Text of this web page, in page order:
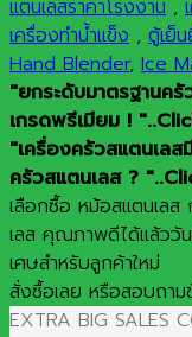
แตนเลสราคาโรงงาน ,
เครื่องทำน้ำแข็ง , ตู้เย็
Hand Blender, Ice
"ยกระดับมาตรฐานค
เกรดพรีเมียม !
"เครื่องครัวสแตนเลส
ครัวสแตนเลส ?
เลือกซื้อ หม้อสแตนเลส
เลส คุณภาพดีได้แล้ววั
เศษสำหรับลูกค้าใหม่
สั่งซื้อเลย หรือสอบถา
EXTRA BIG SALES